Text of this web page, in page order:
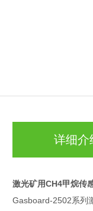
详细介
激光矿用CH4甲烷传
Gasboard-2502系列